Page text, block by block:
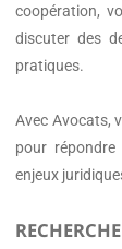
coopération,
discuter des
pratiques.
Avec Avocats,
pour
enjeux